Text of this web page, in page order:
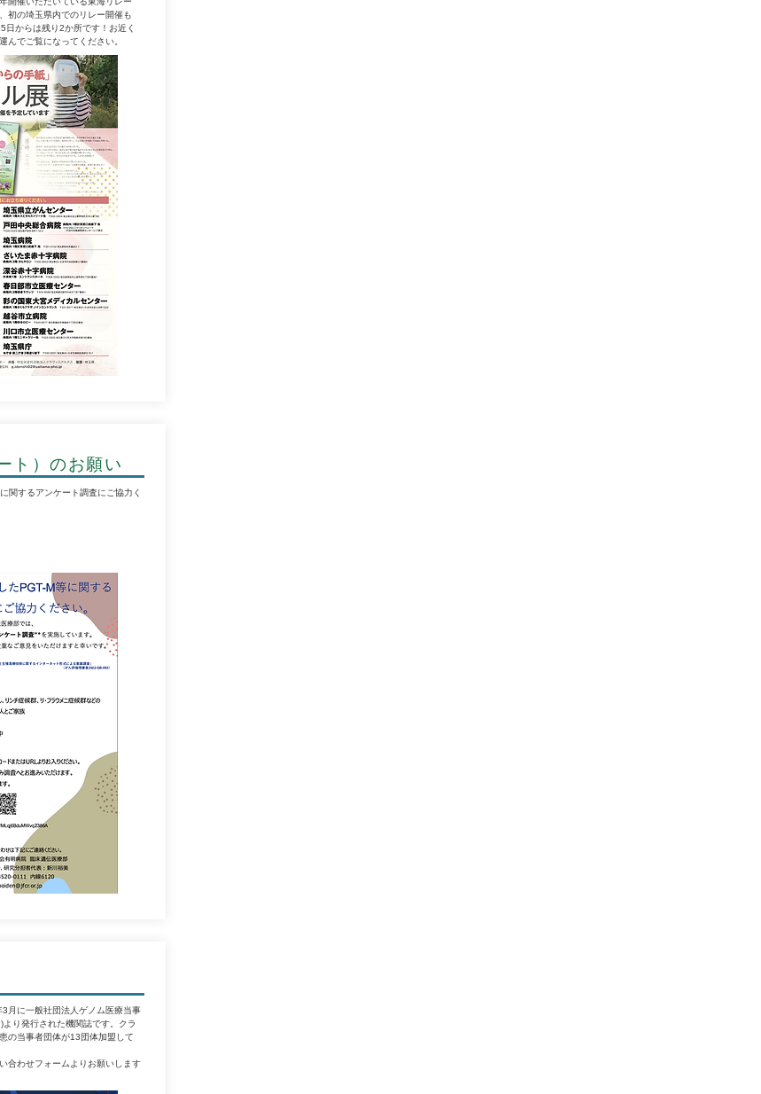
初の埼玉県内でのリレー開催も
日からは残り2か所です！お近く
んでご覧になってください。
ト）のお願い
関するアンケート調査にご協力く
月に一般社団法人ゲノム医療当事
り発行された機関誌です。クラ
の当事者団体が13団体加盟して
合わせフォームよりお願いします